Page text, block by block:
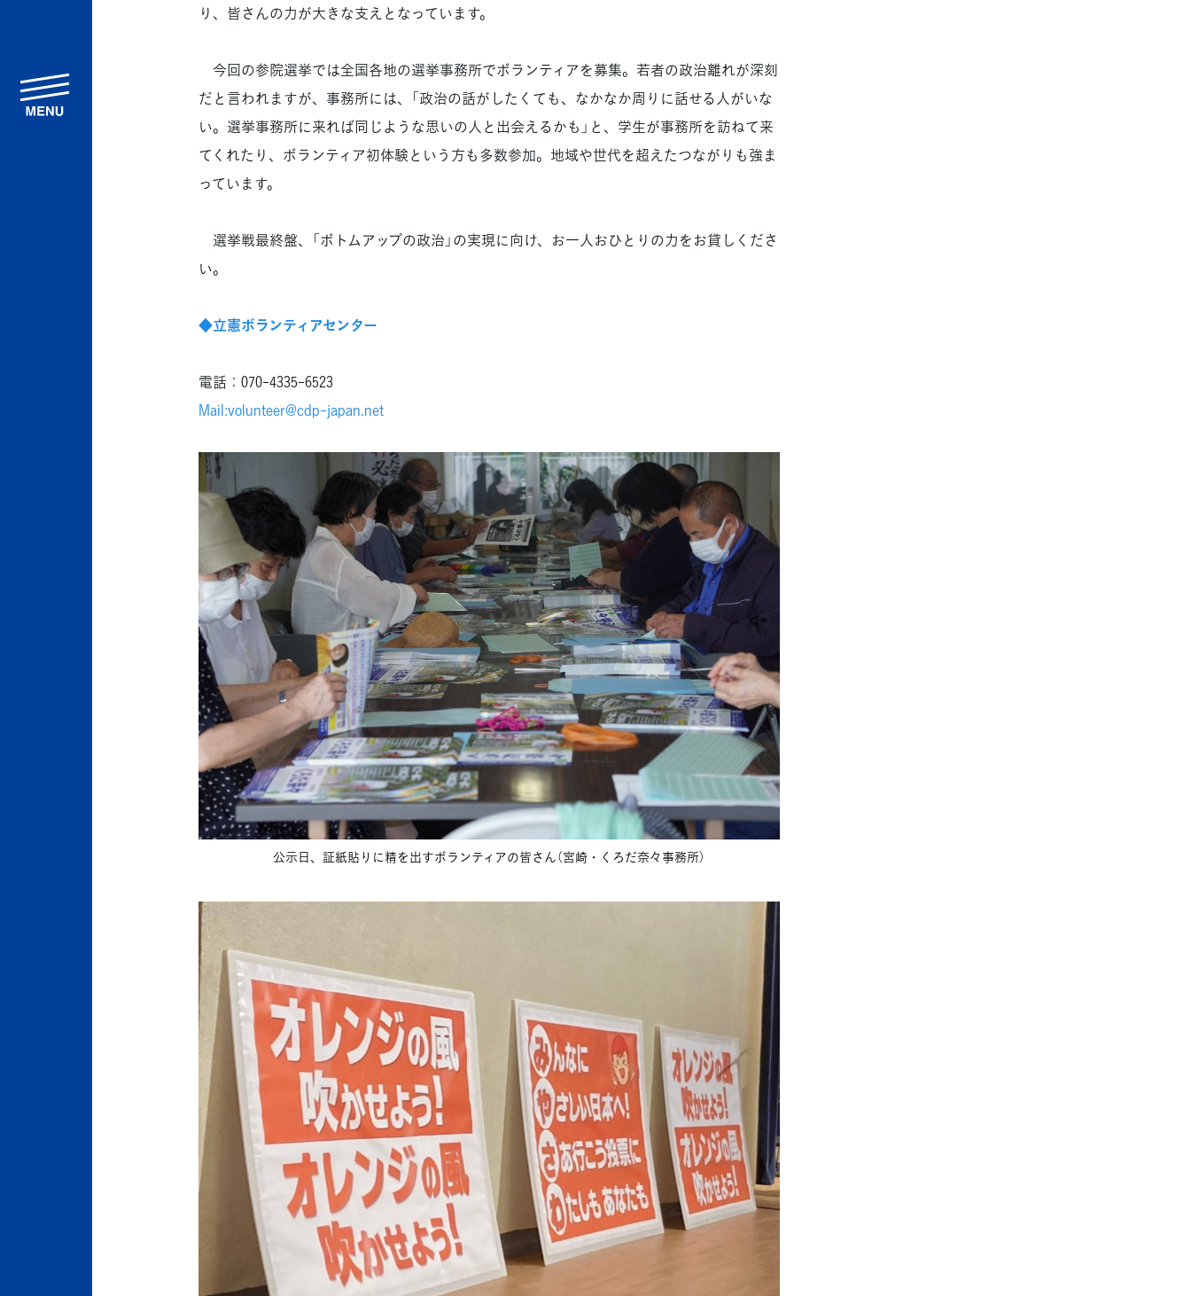
り、皆さんの力が大きな支えとなっています。
今回の参院選挙では全国各地の選挙事務所でボランティアを募集。若者の政治離れが深刻
だと言われますが、事務所には、「政治の話がしたくても、なかなか周りに話せる人がいな
い。選挙事務所に来れば同じような思いの人と出会えるかも」と、学生が事務所を訪ねて来
てくれたり、ボランティア初体験という方も多数参加。地域や世代を超えたつながりも強ま
っています。
選挙戦最終盤、「ボトムアップの政治」の実現に向け、お一人おひとりの力をお貸しくださ
い。
◆立憲ボランティアセンター
電話：070-4335-6523
Mail:volunteer@cdp-japan.net
公示日、証紙貼りに精を出すボランティアの皆さん（宮崎・くろだ奈々事務所）